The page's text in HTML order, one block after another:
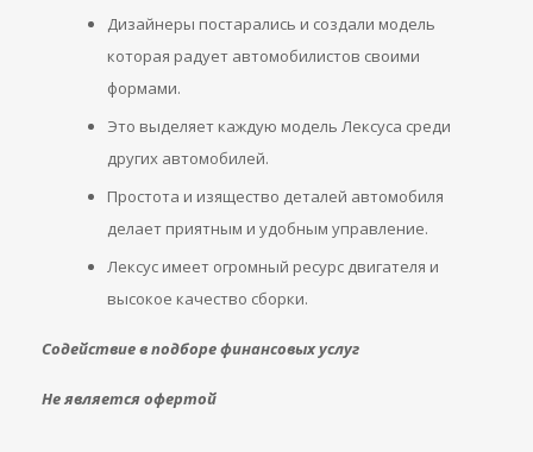
Дизайнеры постарались и создали модель
которая радует автомобилистов своими
формами.
Это выделяет каждую модель Лексуса среди
других автомобилей.
Простота и изящество деталей автомобиля
делает приятным и удобным управление.
Лексус имеет огромный ресурс двигателя и
высокое качество сборки.
Содействие в подборе финансовых услуг
Не является офертой